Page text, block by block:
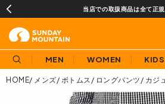
当店での取扱商品は全て正
MEN WOMEN KIDS
HOME メンズ ボトムス ロングパンツ カジ